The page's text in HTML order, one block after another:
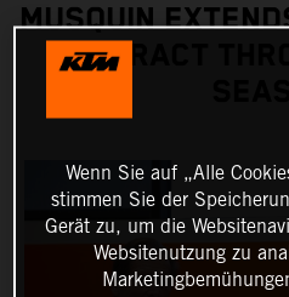
MUSQUIN
CONTRACT
Wenn Sie auf „Alle
stimmen Sie der
Gerät zu, um die
Websitenutzung zu